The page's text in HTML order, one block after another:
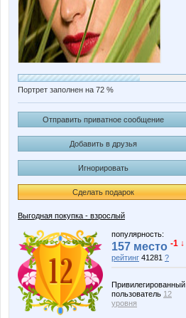
Портрет заполнен на 72 %
Отправить приватное сообщение
Добавить в друзья
Игнорировать
Сделать подарок
Выгодная покупка - взрослый
популярность:
157 место -1 ↓
рейтинг 41281 ?
Привилегированный
пользователь 12
уровня